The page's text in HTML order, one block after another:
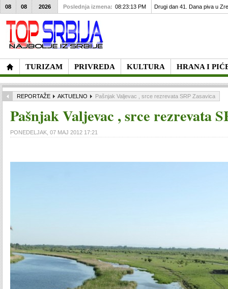
TURIZAM PRIVREDA KULTURA HRANA I
08 08 2026 Poslednja izmena: 08:23:13 PM Drugi dan 41. Dana piva u
REPORTAŽE AKTUELNO Pašnjak Valjevac , srce rezrevata SRP Zasavica
Pašnjak Valjevac , srce rezrevata
PONEDELJAK, 07 MAJ 2012 17:21